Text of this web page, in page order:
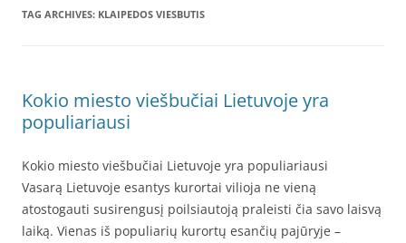
TAG ARCHIVES: KLAIPEDOS VIESBUTIS
Kokio miesto viešbučiai Lietuvoje yra
populiariausi
Kokio miesto viešbučiai Lietuvoje yra populiariausi
Vasarą Lietuvoje esantys kurortai vilioja ne vieną
atostogauti susirengusį poilsiautoją praleisti čia savo laisvą
laiką. Vienas iš populiarių kurortų esančių pajūryje –